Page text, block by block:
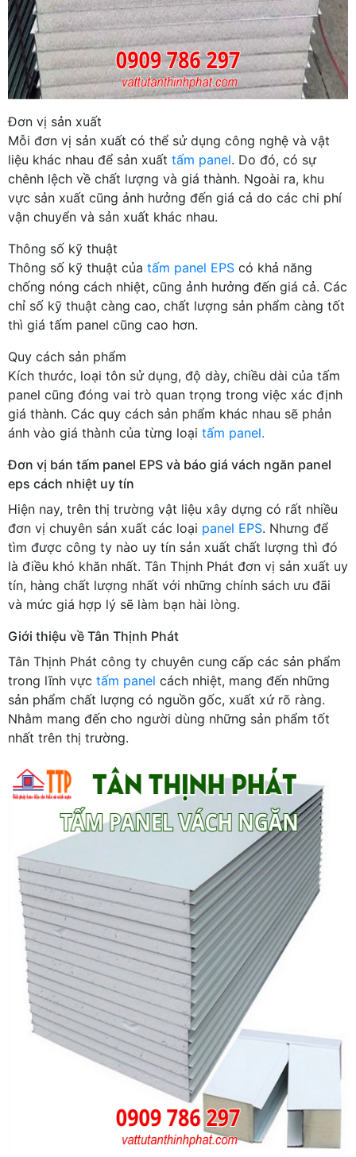
Đơn vị sản xuất
Mỗi đơn vị sản xuất có thể sử dụng công nghệ và vật
liệu khác nhau để sản xuất tấm panel. Do đó, có sự
chênh lệch về chất lượng và giá thành. Ngoài ra, khu
vực sản xuất cũng ảnh hưởng đến giá cả do các chi phí
vận chuyển và sản xuất khác nhau.
Thông số kỹ thuật
Thông số kỹ thuật của tấm panel EPS có khả năng
chống nóng cách nhiệt, cũng ảnh hưởng đến giá cả. Các
chỉ số kỹ thuật càng cao, chất lượng sản phẩm càng tốt
thì giá tấm panel cũng cao hơn.
Quy cách sản phẩm
Kích thước, loại tôn sử dụng, độ dày, chiều dài của tấm
panel cũng đóng vai trò quan trọng trong việc xác định
giá thành. Các quy cách sản phẩm khác nhau sẽ phản
ánh vào giá thành của từng loại tấm panel.
Đơn vị bán tấm panel EPS và báo giá vách ngăn panel
eps cách nhiệt uy tín
Hiện nay, trên thị trường vật liệu xây dựng có rất nhiều
đơn vị chuyên sản xuất các loại panel EPS. Nhưng để
tìm được công ty nào uy tín sản xuất chất lượng thì đó
là điều khó khăn nhất. Tân Thịnh Phát đơn vị sản xuất uy
tín, hàng chất lượng nhất với những chính sách ưu đãi
và mức giá hợp lý sẽ làm bạn hài lòng.
Giới thiệu về Tân Thịnh Phát
Tân Thịnh Phát công ty chuyên cung cấp các sản phẩm
trong lĩnh vực tấm panel cách nhiệt, mang đến những
sản phẩm chất lượng có nguồn gốc, xuất xứ rõ ràng.
Nhằm mang đến cho người dùng những sản phẩm tốt
nhất trên thị trường.